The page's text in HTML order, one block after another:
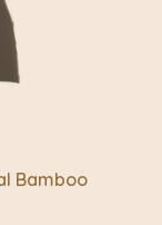
Bamboo